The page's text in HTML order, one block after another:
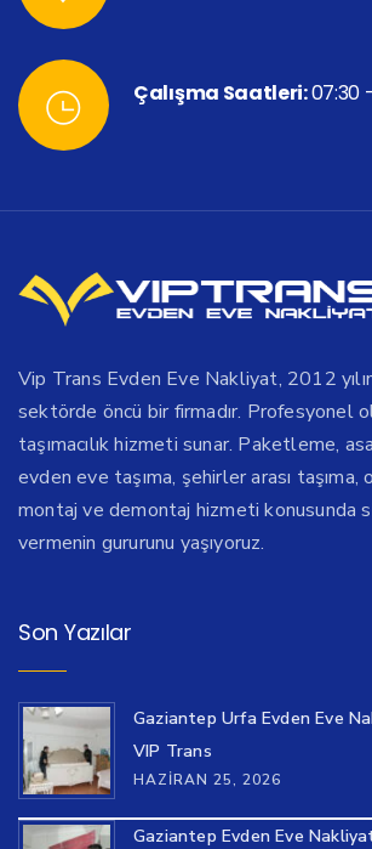
Çalışma Saatleri:07:30
Vip Trans Evden Eve Nakliyat, 2012
sektörde öncü bir firmadır. Profesyonel
taşımacılık hizmeti sunar. Paketleme,
evden eve taşıma, şehirler arası taşıma,
montaj ve demontaj hizmeti konusunda
vermenin gururunu yaşıyoruz.
Son Yazılar
Gaziantep Urfa Evden Eve
VIP Trans
HAZIRAN 25, 2026
Gaziantep Evden Eve